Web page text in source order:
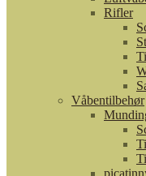
Rifler
Våbentilbehør